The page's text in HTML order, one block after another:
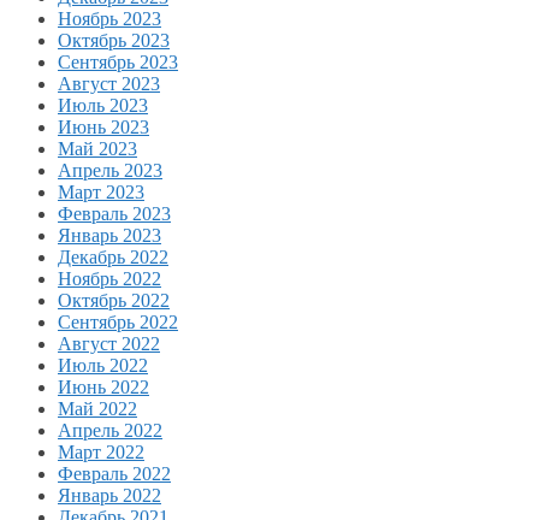
Ноябрь 2023
Октябрь 2023
Сентябрь 2023
Август 2023
Июль 2023
Июнь 2023
Май 2023
Апрель 2023
Март 2023
Февраль 2023
Январь 2023
Декабрь 2022
Ноябрь 2022
Октябрь 2022
Сентябрь 2022
Август 2022
Июль 2022
Июнь 2022
Май 2022
Апрель 2022
Март 2022
Февраль 2022
Январь 2022